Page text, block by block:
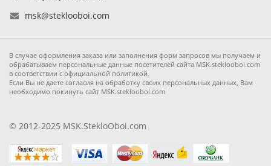
msk@steklooboi.com
В случае оформления заказа или заполнения форм запросов мы получаем и
обрабатываем персональные данные посетителей сайта MSK.steklooboi.com
в соответствии с официальной политикой.
Если Вы не даете согласия на обработку своих персональных данных, Вам
необходимо покинуть сайт MSK.steklooboi.com
© 2012-2025 MSK.StekloOboi.com